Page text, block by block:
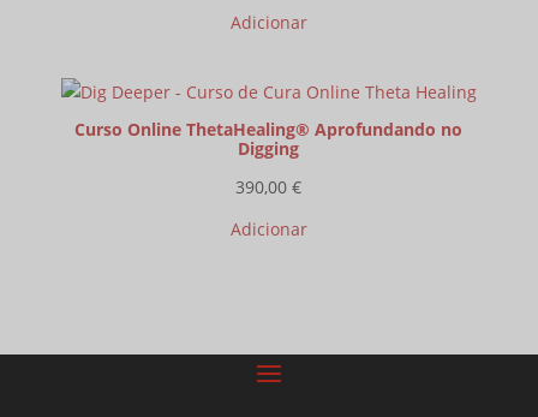
Adicionar
Curso Online ThetaHealing® Aprofundando no
Digging
390,00€
Adicionar